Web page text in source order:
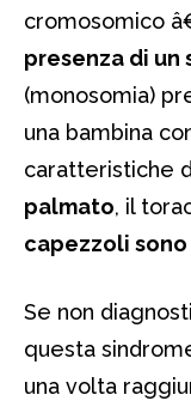
cromosomico
presenza di un
(monosomia)
una bambina
caratteristiche
palmato, il
capezzoli
Se non
questa
una volta